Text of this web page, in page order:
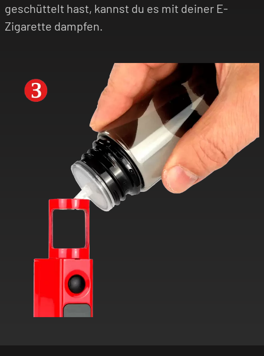
geschüttelt hast, kannst du es mit deiner E-
Zigarette dampfen.